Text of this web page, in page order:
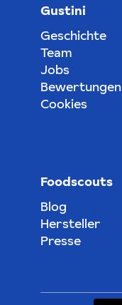
Gustini
Geschichte
Team
Jobs
Bewertungen
Cookies
Foodscouts
Blog
Hersteller
Presse